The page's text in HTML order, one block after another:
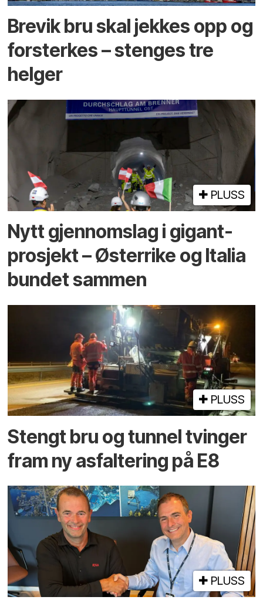
Brevik bru skal jekkes opp og
forsterkes – stenges tre
helger
PLUSS
Nytt gjennomslag i gigant­
prosjekt – Østerrike og Italia
bundet sammen
PLUSS
Stengt bru og tunnel tvinger
fram ny asfaltering på E8
PLUSS